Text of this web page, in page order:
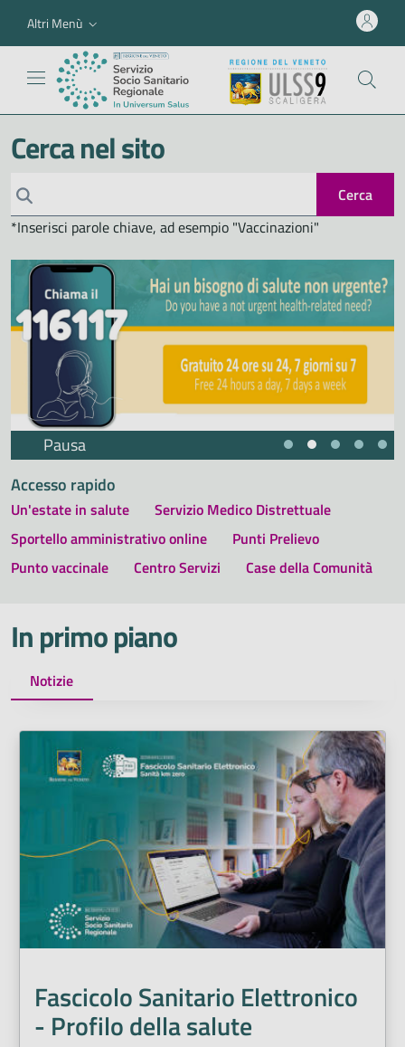
Altri Menù
Cerca nel sito
Cerca
*Inserisci parole chiave, ad esempio "Vaccinazioni"
Pausa
Accesso rapido
Un'estate in salute
Servizio Medico Distrettuale
Sportello amministrativo online
Punti Prelievo
Punto vaccinale
Centro Servizi Case della Comunità
In primo piano
Notizie
Fascicolo Sanitario Elettronico
- Profilo della salute